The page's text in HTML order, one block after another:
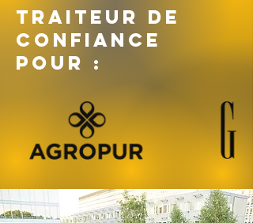
TRAITEUR DE
CONFIANCE
POUR :